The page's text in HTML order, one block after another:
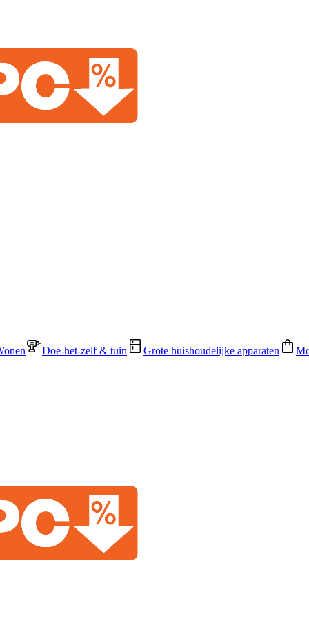
Doe-het-zelf & tuin Grote huishoudelijke apparaten